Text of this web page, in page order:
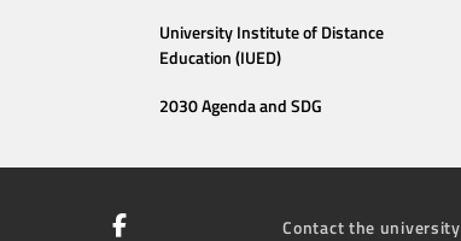
University Institute of Distance
Education (IUED)
2030 Agenda and SDG
Contact the university